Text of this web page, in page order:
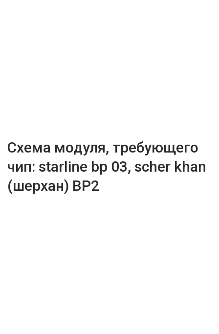
Схема модуля, требующего
чип: starline bp 03, scher khan
(шерхан) BP2